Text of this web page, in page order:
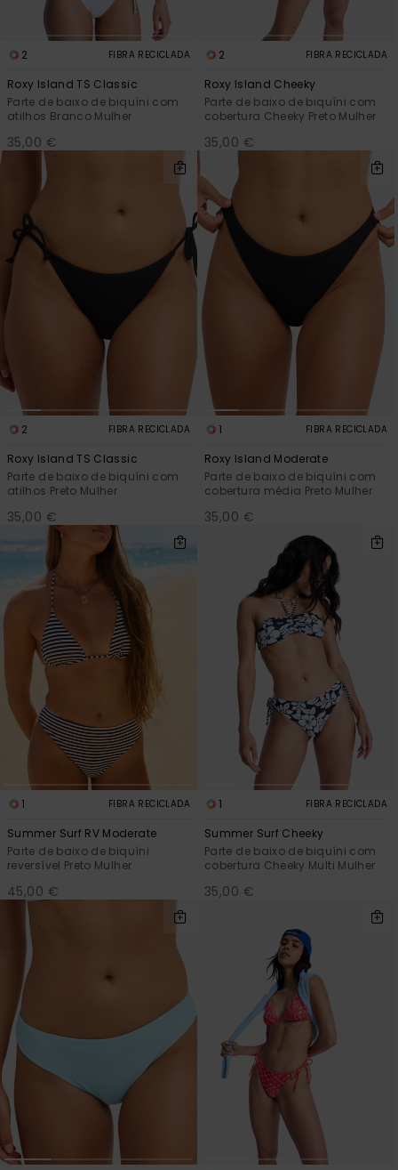
2 FIBRA RECICLADA
Roxy Island TS Classic
Parte de baixo de biquíni com
atilhos Branco Mulher
35,00 €
2 FIBRA RECICLADA
Roxy Island Cheeky
Parte de baixo de biquíni com
cobertura Cheeky Preto Mulher
35,00 €
2 FIBRA RECICLADA
Roxy Island TS Classic
Parte de baixo de biquíni com
atilhos Preto Mulher
35,00 €
1 FIBRA RECICLADA
Roxy Island Moderate
Parte de baixo de biquíni com
cobertura média Preto Mulher
35,00 €
1 FIBRA RECICLADA
Summer Surf RV Moderate
Parte de baixo de biquíni
reversível Preto Mulher
45,00 €
1 FIBRA RECICLADA
Summer Surf Cheeky
Parte de baixo de biquíni com
cobertura Cheeky Multi Mulher
35,00 €